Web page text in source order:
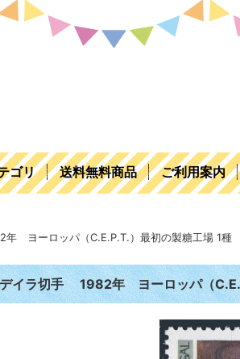
ゴリ 送料無料商品 ご利用案内
ヨーロッパ（C.E.P.T.）最初の製糖工場 1種
イラ切手 1982年 ヨーロッパ（